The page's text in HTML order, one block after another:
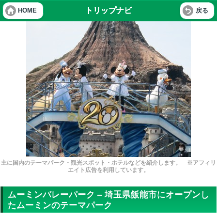
HOME トリップナビ 戻る
主に国内のテーマパーク・観光スポット・ホテルなどを紹介します。 ※アフィリ
エイト広告を利用しています。
ムーミンバレーパーク – 埼玉県飯能市にオープンし
たムーミンのテーマパーク